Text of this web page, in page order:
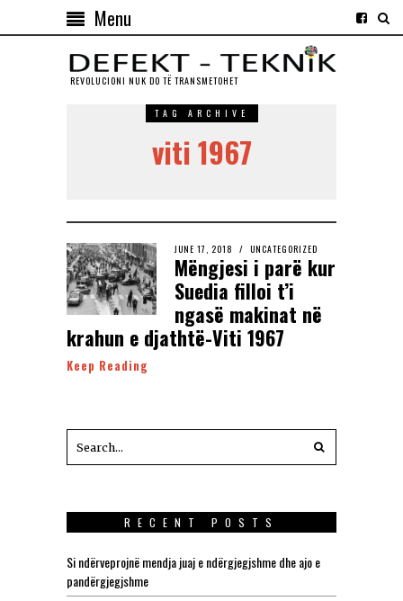
Menu
REVOLUCIONI NUK DO TЁ TRANSMETOHET
TAG ARCHIVE
viti 1967
JUNE 17, 2018 UNCATEGORIZED
Mëngjesi i parë kur
Suedia filloi t’i
ngasë makinat në
krahun e djathtë-Viti 1967
Keep Reading
RECENT POSTS
Si ndërveprojnë mendja juaj e ndërgjegjshme dhe ajo e
pandërgjegjshme